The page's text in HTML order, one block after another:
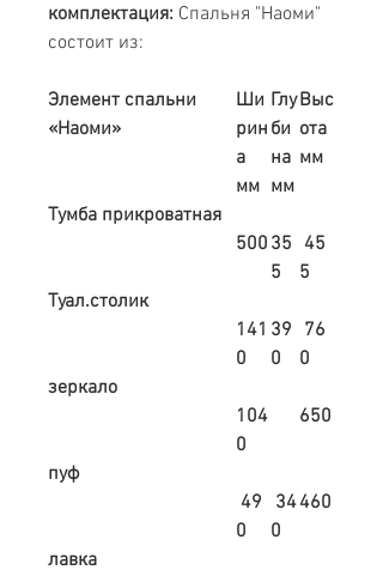
комплектация: Cпальня "Наоми"
состоит из:
Элемент спальни
«Наоми»
Ши
рин
а
мм
Глу
би
на
мм
Выс
ота
мм
Тумба прикроватная
500 35
5
45
5
Туал.столик
141
0
39
0
76
0
зеркало
104
0
650
пуф
49
0
34
0
460
лавка